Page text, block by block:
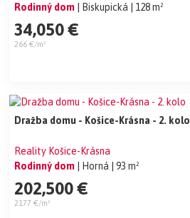
Rodinný dom
| Biskupická | 128 m²
34,050 €
266 €/m²
Dražba domu - Košice-Krásna - 2. kolo
Reality Košice-Krásna
Rodinný dom
| Horná | 93 m²
202,500 €
2177 €/m²